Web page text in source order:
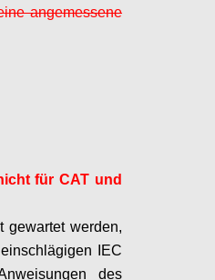
angemessene
für CAT und
gewartet werden,
IEC
des